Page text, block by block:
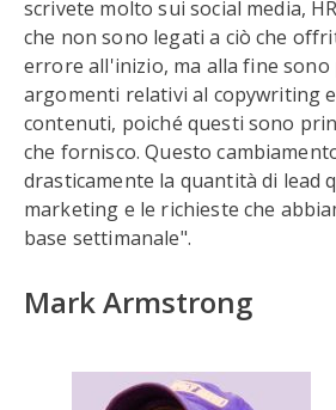
scrivete molto sui social media,
che non sono legati a ciò che
errore all'inizio, ma alla fine sono
argomenti relativi al copywriting
contenuti, poiché questi sono
che fornisco. Questo
drasticamente la quantità di lead
marketing e le richieste che
base settimanale".
Mark Armstrong